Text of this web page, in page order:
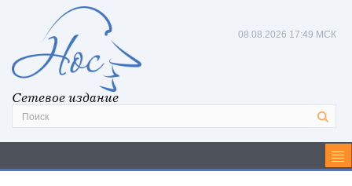
Сетевое издание
08.08.2026 17:49 МСК